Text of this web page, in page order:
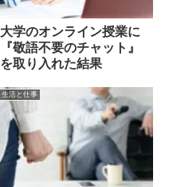
大学のオンライン授業に
『敬語不要のチャット』
を取り入れた結果
生活と仕事